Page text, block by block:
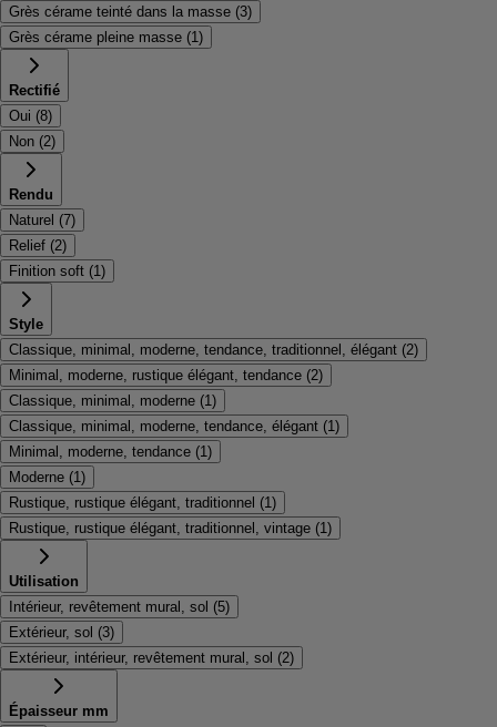
Grès cérame teinté dans la masse (3)
Grès cérame pleine masse (1)
Rectifié
Oui (8)
Non (2)
Rendu
Naturel (7)
Relief (2)
Finition soft (1)
Style
Classique, minimal, moderne, tendance, traditionnel, élégant (2)
Minimal, moderne, rustique élégant, tendance (2)
Classique, minimal, moderne (1)
Classique, minimal, moderne, tendance, élégant (1)
Minimal, moderne, tendance (1)
Moderne (1)
Rustique, rustique élégant, traditionnel (1)
Rustique, rustique élégant, traditionnel, vintage (1)
Utilisation
Intérieur, revêtement mural, sol (5)
Extérieur, sol (3)
Extérieur, intérieur, revêtement mural, sol (2)
Épaisseur mm